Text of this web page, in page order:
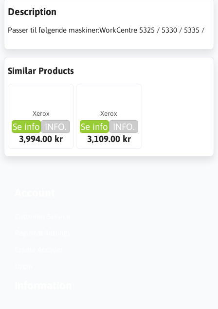
Description
Passer til følgende maskiner:WorkCentre 5325 / 5330 / 5335 /
Similar Products
Xerox
Se info INFO.
3,994.00 kr
Xerox
Se info INFO.
3,109.00 kr